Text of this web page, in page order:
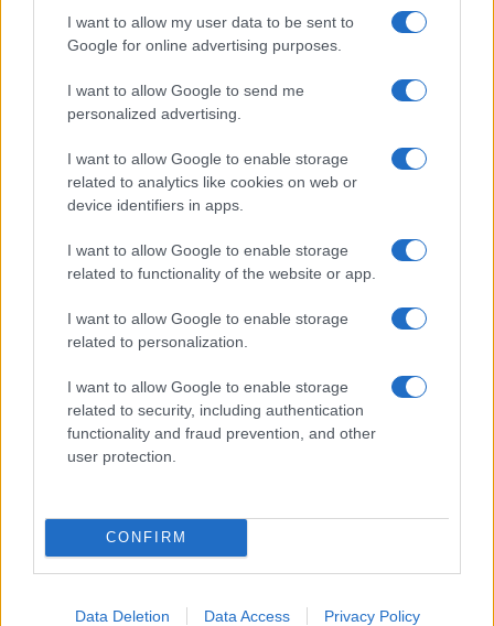
I want to allow my user data to be sent to
Google for online advertising purposes.
I want to allow Google to send me
personalized advertising.
I want to allow Google to enable storage
related to analytics like cookies on web or
device identifiers in apps.
I want to allow Google to enable storage
related to functionality of the website or app.
I want to allow Google to enable storage
related to personalization.
I want to allow Google to enable storage
related to security, including authentication
functionality and fraud prevention, and other
user protection.
CONFIRM
Data Deletion Data Access Privacy Policy
Új és Használt GSM kiemelt ajánlatok
Nelly GSM